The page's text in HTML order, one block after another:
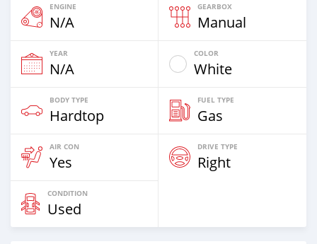
ENGINE
N/A
GEARBOX
Manual
YEAR
N/A
COLOR
White
BODY TYPE
Hardtop
FUEL TYPE
Gas
AIR CON
Yes
DRIVE TYPE
Right
CONDITION
Used